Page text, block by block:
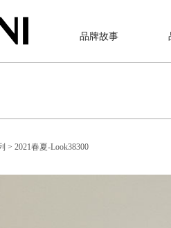
品牌故事
> 2021春夏-Look38300